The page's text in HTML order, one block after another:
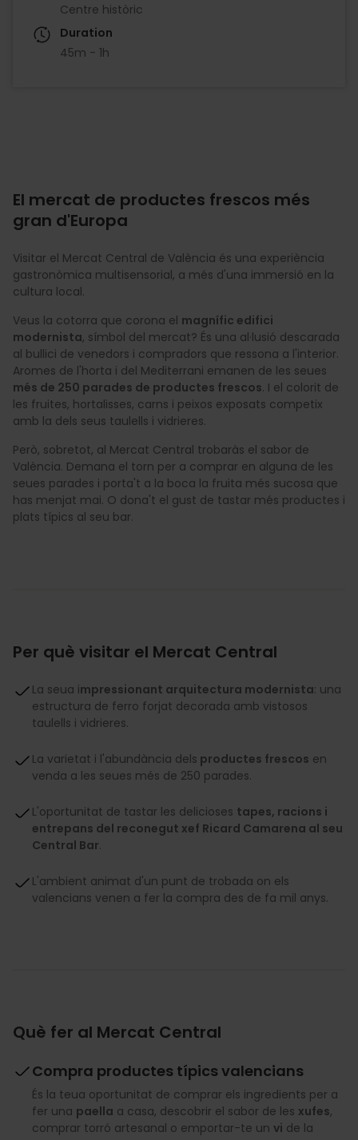
Centre històric
Duration
45m - 1h
El mercat de productes frescos més
gran d'Europa
Visitar el Mercat Central de València és una experiència
gastronòmica multisensorial, a més d'una immersió en la
cultura local.
Veus la cotorra que corona el magnífic edifici
modernista, símbol del mercat? És una al·lusió descarada
al bullici de venedors i compradors que ressona a l'interior.
Aromes de l'horta i del Mediterrani emanen de les seues
més de 250 parades de productes frescos. I el colorit de
les fruites, hortalisses, carns i peixos exposats competix
amb la dels seus taulells i vidrieres.
Però, sobretot, al Mercat Central trobaràs el sabor de
València. Demana el torn per a comprar en alguna de les
seues parades i porta't a la boca la fruita més sucosa que
has menjat mai. O dona't el gust de tastar més productes i
plats típics al seu bar.
Per què visitar el Mercat Central
La seua impressionant arquitectura modernista: una
estructura de ferro forjat decorada amb vistosos
taulells i vidrieres.
La varietat i l'abundància dels productes frescos en
venda a les seues més de 250 parades.
L'oportunitat de tastar les delicioses tapes, racions i
entrepans del reconegut xef Ricard Camarena al seu
Central Bar.
L'ambient animat d'un punt de trobada on els
valencians venen a fer la compra des de fa mil anys.
Què fer al Mercat Central
Compra productes típics valencians
És la teua oportunitat de comprar els ingredients per a
fer una paella a casa, descobrir el sabor de les xufes,
comprar torró artesanal o emportar-te un vi de la